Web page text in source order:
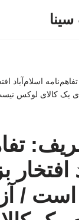
اسلام‌آباد
یک کالای لوکس
است /